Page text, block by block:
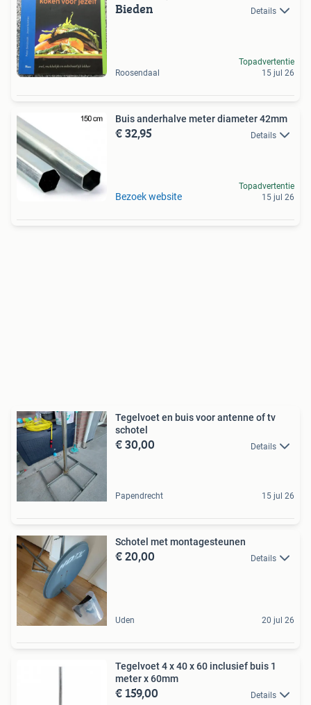
Bieden Details
Roosendaal
Topadvertentie
15 jul 26
Buis anderhalve meter diameter 42mm
€ 32,95 Details
Bezoek website
Topadvertentie
15 jul 26
Tegelvoet en buis voor antenne of tv
schotel
€ 30,00 Details
Papendrecht 15 jul 26
Schotel met montagesteunen
€ 20,00 Details
Uden 20 jul 26
Tegelvoet 4 x 40 x 60 inclusief buis 1
meter x 60mm
€ 159,00 Details